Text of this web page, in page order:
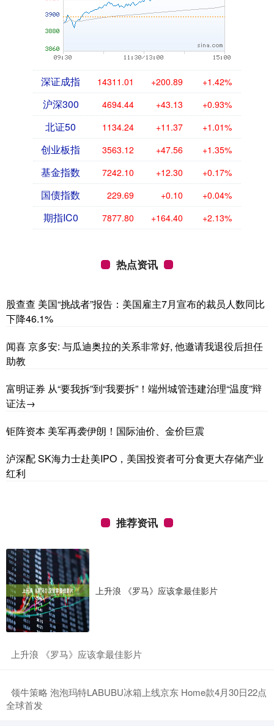
深证成指 14311.01 +200.89 +1.42%
沪深300 4694.44 +43.13 +0.93%
北证50 1134.24 +11.37 +1.01%
创业板指 3563.12 +47.56 +1.35%
基金指数 7242.10 +12.30 +0.17%
国债指数 229.69 +0.10 +0.04%
期指IC0 7877.80 +164.40 +2.13%
热点资讯
股查查 美国“挑战者”报告：美国雇主7月宣布的裁员人数同比
下降46.1%
闻喜 京多安: 与瓜迪奥拉的关系非常好, 他邀请我退役后担任
助教
富明证券 从“要我拆”到“我要拆”！端州城管违建治理“温度”辩
证法→
钜阵资本 美军再袭伊朗！国际油价、金价巨震
泸深配 SK海力士赴美IPO，美国投资者可分食更大存储产业
红利
推荐资讯
上升浪 《罗马》应该拿最佳影片
​上升浪 《罗马》应该拿最佳影片
​领牛策略 泡泡玛特LABUBU冰箱上线京东 Home款4月30日22点
全球首发